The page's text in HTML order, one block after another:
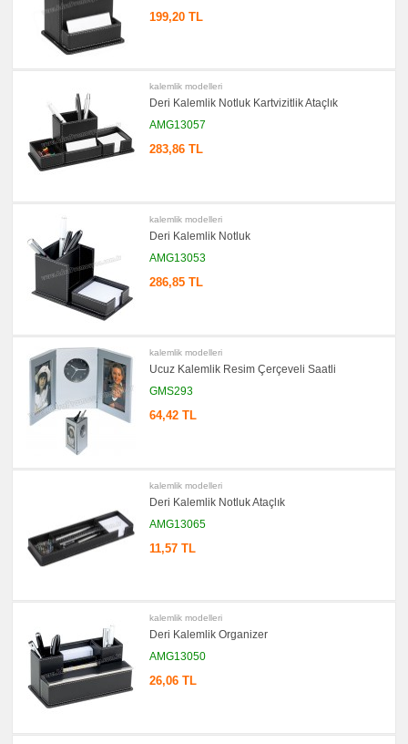
199,20 TL
kalemlik modelleri
Deri Kalemlik Notluk Kartvizitlik Ataçlık
AMG13057
283,86 TL
kalemlik modelleri
Deri Kalemlik Notluk
AMG13053
286,85 TL
kalemlik modelleri
Ucuz Kalemlik Resim Çerçeveli Saatli
GMS293
64,42 TL
kalemlik modelleri
Deri Kalemlik Notluk Ataçlık
AMG13065
11,57 TL
kalemlik modelleri
Deri Kalemlik Organizer
AMG13050
26,06 TL